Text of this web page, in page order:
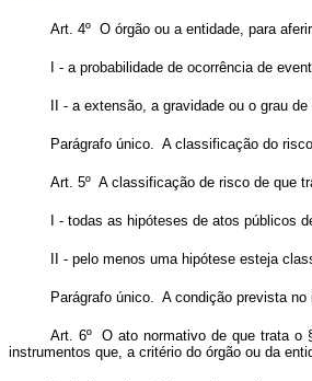
Art. 4º O órgão ou a entidade, para
I - a probabilidade de ocorrência de
II - a extensão, a gravidade ou o grau
Parágrafo único. A classificação do
Art. 5º A classificação de risco de que
I - todas as hipóteses de atos públicos
II - pelo menos uma hipótese esteja
Parágrafo único. A condição prevista
Art. 6º O ato normativo de que trata o
instrumentos que, a critério do órgão ou da